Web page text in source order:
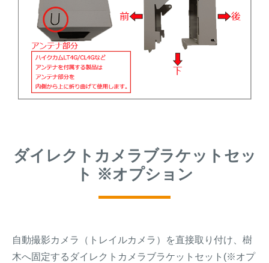
ダイレクトカメラブラケットセッ
ト ※オプション
自動撮影カメラ（トレイルカメラ）を直接取り付け、樹
木へ固定するダイレクトカメラブラケットセット(※オプ